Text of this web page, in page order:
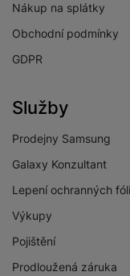
Nákup na splátky
Obchodní podmínky
GDPR
Služby
Prodejny Samsung
Galaxy Konzultant
Lepení ochranných
Výkupy
Pojištění
Prodloužená záruka